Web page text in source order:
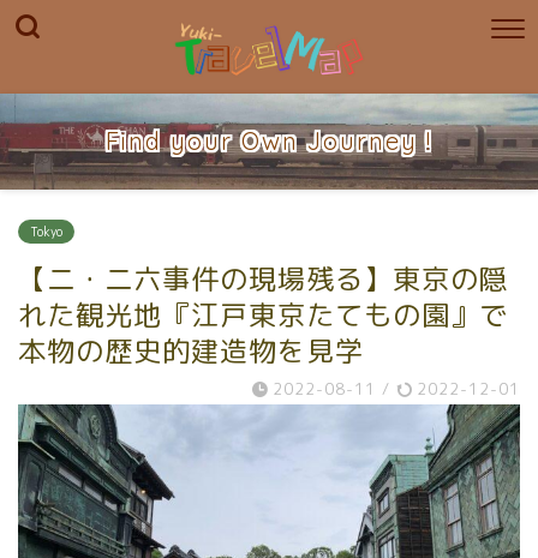
Find your Own Journey !
Tokyo
【二・二六事件の現場残る】東京の隠
れた観光地『江戸東京たてもの園』で
本物の歴史的建造物を見学
2022-08-11 / 2022-12-01